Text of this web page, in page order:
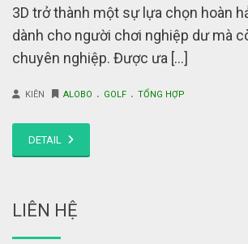
3D trở thành một sự lựa chọn hoàn
dành cho người chơi nghiệp dư mà
chuyên nghiệp. Được ưa […]
KIÊN ALOBO . GOLF . TỔNG HỢP
DETAIL
LIÊN HỆ